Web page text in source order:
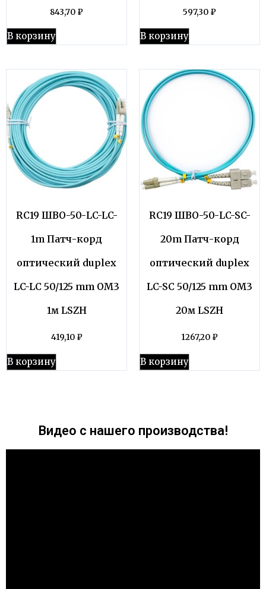
843,70 ₽
В корзину
597,30 ₽
В корзину
RC19 ШВО-50-LC-LC-
1m Патч-корд
оптический duplex
LC-LC 50/125 mm OM3
1м LSZH
419,10 ₽
В корзину
RC19 ШВО-50-LC-SC-
20m Патч-корд
оптический duplex
LC-SC 50/125 mm OM3
20м LSZH
1267,20 ₽
В корзину
Видео с нашего производства!